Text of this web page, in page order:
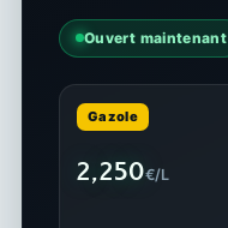
Ouvert maintenant
Gazole
2,250€/L